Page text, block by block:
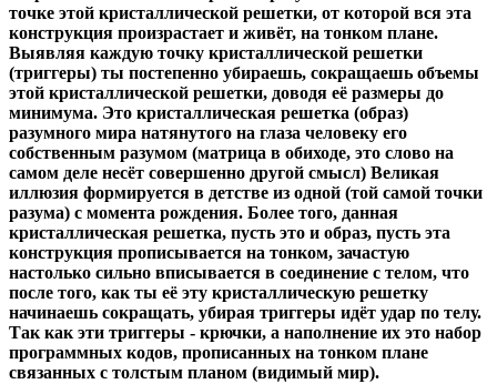
точке этой кристаллической решетки, от которой вся эта
конструкция произрастает и живёт, на тонком плане.
Выявляя каждую точку кристаллической решетки
(триггеры) ты постепенно убираешь, сокращаешь объемы
этой кристаллической решетки, доводя её размеры до
минимума. Это кристаллическая решетка (образ)
разумного мира натянутого на глаза человеку его
собственным разумом (матрица в обиходе, это слово на
самом деле несёт совершенно другой смысл) Великая
иллюзия формируется в детстве из одной (той самой точки
разума) с момента рождения. Более того, данная
кристаллическая решетка, пусть это и образ, пусть эта
конструкция прописывается на тонком, зачастую
настолько сильно вписывается в соединение с телом, что
после того, как ты её эту кристаллическую решетку
начинаешь сокращать, убирая триггеры идёт удар по телу.
Так как эти триггеры - крючки, а наполнение их это набор
программных кодов, прописанных на тонком плане
связанных с толстым планом (видимый мир).